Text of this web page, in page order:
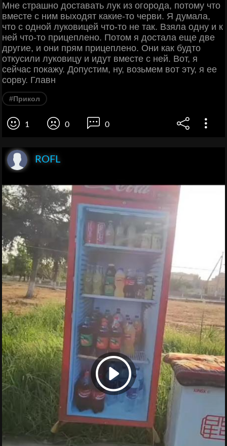
Мне страшно доставать лук из огорода, потому что
вместе с ним выходят какие-то черви. Я думала,
что с одной луковицей что-то не так. Взяла одну и к
ней что-то прицеплено. Потом я достала еще две
другие, и они прям прицеплено. Они как будто
откусили луковицу и идут вместе с ней. Вот, я
сейчас покажу. Допустим, ну, возьмем вот эту, я ее
сорву. Главн
#Прикол
1 0 0
ROFL